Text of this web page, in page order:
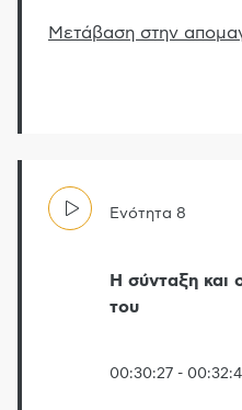
Μετάβαση στην
Ενότητα 8
Η σύνταξη και
του
00:30:27 -